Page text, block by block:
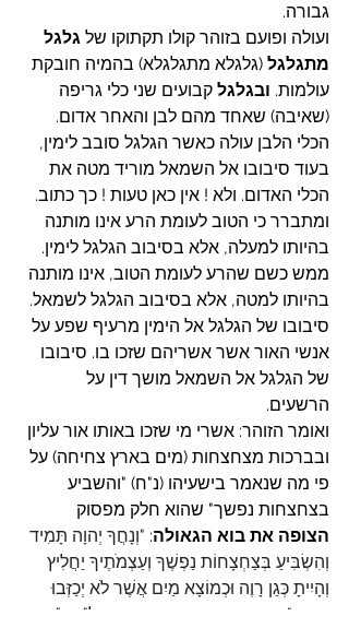
גבורה.
ועולה ופועם בזוהר קולו תקתוקו של גלגל
מתגלגל (גלגלא מתגלגלא) בהמיה חובקת
עולמות. ובגלגל קבועים שני כלי גריפה
(שאיבה) שאחד מהם לבן והאחר אדום.
הכלי הלבן עולה כאשר הגלגל סובב לימין,
בעוד סיבובו אל השמאל מוריד מטה את
הכלי האדום. ולא ! אין כאן טעות ! כך כתוב.
ומתברר כי הטוב לעומת הרע אינו מותנה
בהיותו למעלה, אלא בסיבוב הגלגל לימין.
ממש כשם שהרע לעומת הטוב, אינו מותנה
בהיותו למטה, אלא בסיבוב הגלגל לשמאל.
סיבובו של הגלגל אל הימין מרעיף שפע על
אנשי האור אשר אשריהם שזכו בו. סיבובו
של הגלגל אל השמאל מושך דין על
הרשעים.
ואומר הזוהר: אשרי מי שזכו באותו אור עליון
ובברכות מצחצחות (מים בארץ צחיחה) על
פי מה שנאמר בישעיהו (נ"ח) "והשביע
בצחצחות נפשך" שהוא חלק מפסוק
הצופה את בוא הגאולה: "וְנָחֲךָ יְהוָה תָּמִיד
וְהִשְׂבִּיעַ בְּצַחְצָחוֹת נַפְשֶׁךָ וְעַצְמֹתֶיךָ יַחֲלִיץ
וְהָיִיתָ כְּגַן רָוֶה וּכְמוֹצָא מַיִם אֲשֶׁר לֹא יְכַזְּבוּ
מֵימָיו".
זוהר – בראשית – ויחי – רל"ג ע"ב.